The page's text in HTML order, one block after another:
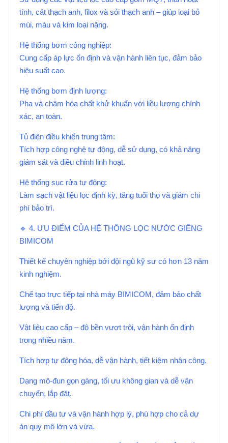
tính, cát thạch anh, filox và sỏi thạch anh – giúp loại bỏ
mùi, màu và kim loại nặng.
Hệ thống bơm công nghiệp:
Cung cấp áp lực ổn định và vận hành liên tục, đảm bảo
hiệu suất cao.
Hệ thống bơm định lượng:
Pha và châm hóa chất khử khuẩn với liều lượng chính
xác, an toàn.
Tủ điện điều khiển trung tâm:
Tích hợp công nghệ tự động, dễ sử dụng, có khả năng
giám sát và điều chỉnh linh hoạt.
Hệ thống sục rửa tự động:
Làm sạch vật liệu lọc định kỳ, tăng tuổi thọ và giảm chi
phí bảo trì.
🔹 4. ƯU ĐIỂM CỦA HỆ THỐNG LỌC NƯỚC GIẾNG
BIMICOM
Thiết kế chuyên nghiệp bởi đội ngũ kỹ sư có hơn 13 năm
kinh nghiệm.
Chế tạo trực tiếp tại nhà máy BIMICOM, đảm bảo chất
lượng và tiến độ.
Vật liệu cao cấp – độ bền vượt trội, vận hành ổn định
trong nhiều năm.
Tích hợp tự động hóa, dễ vận hành, tiết kiệm nhân công.
Dạng mô-đun gọn gàng, tối ưu không gian và dễ vận
chuyển, lắp đặt.
Chi phí đầu tư và vận hành hợp lý, phù hợp cho cả dự
án quy mô lớn và vừa.